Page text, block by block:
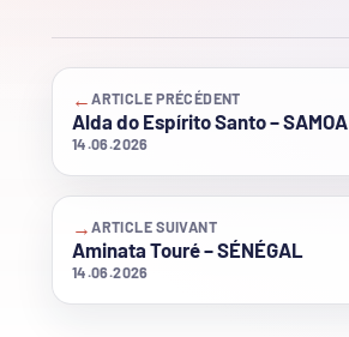
←ARTICLE PRÉCÉDENT
Alda do Espírito Santo – SAMOA
14.06.2026
→ARTICLE SUIVANT
Aminata Touré – SÉNÉGAL
14.06.2026